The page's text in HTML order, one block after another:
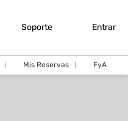
Soporte Entrar
Mis Reservas FyA